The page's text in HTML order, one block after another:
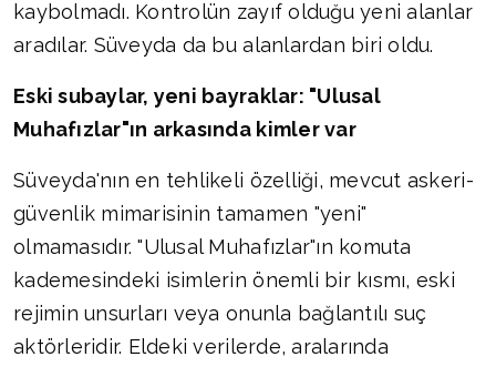
kaybolmadı. Kontrolün zayıf olduğu yeni alanlar
aradılar. Süveyda da bu alanlardan biri oldu.
Eski subaylar, yeni bayraklar: "Ulusal
Muhafızlar"ın arkasında kimler var
Süveyda'nın en tehlikeli özelliği, mevcut askeri-
güvenlik mimarisinin tamamen "yeni"
olmamasıdır. "Ulusal Muhafızlar"ın komuta
kademesindeki isimlerin önemli bir kısmı, eski
rejimin unsurları veya onunla bağlantılı suç
aktörleridir. Eldeki verilerde, aralarında